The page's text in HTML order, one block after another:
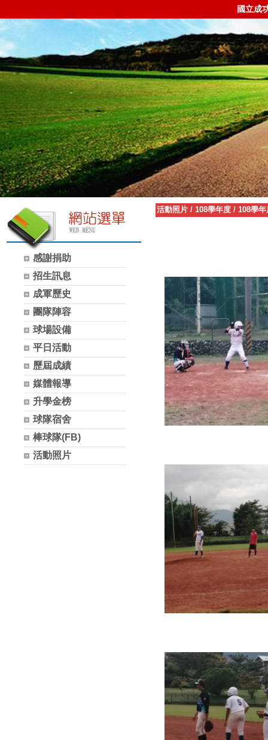
國立成
感謝捐助
招生訊息
成軍歷史
團隊陣容
球場設備
平日活動
歷屆成績
媒體報導
升學金榜
球隊宿舍
棒球隊(FB)
活動照片
活動照片 / 108學年度 / 108學